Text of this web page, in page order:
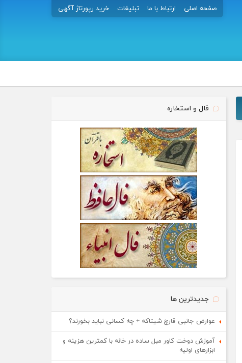
صفحه اصلی ارتباط با ما تبلیغات خرید رپورتاژ آگهی
فال و استخاره
جدیدترین ها
عوارض جانبی قارچ شیتاکه + چه کسانی نباید بخورند؟
آموزش دوخت کاور مبل ساده در خانه با کمترین هزینه و
ابزارهای اولیه